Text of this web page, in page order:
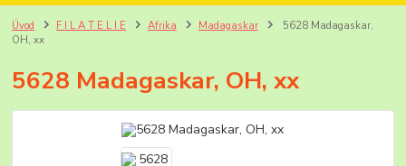
Úvod F I L A T E L I E Afrika Madagaskar
5628 Madagaskar,
OH, xx
5628 Madagaskar, OH, xx